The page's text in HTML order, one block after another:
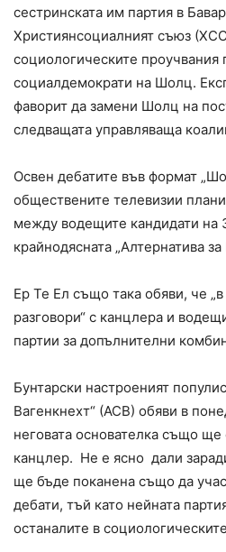
сестринската им партия в
Християнсоциалният съюз
социологическите проучвания
социалдемократи на Шолц.
фаворит да замени Шолц на
следващата управляваща
Освен дебатите във формат
обществените телевизии
между водещите кандидати на
крайнодясната „Алтернатива
Ер Те Ел също така обяви, че
разговори“ с канцлера и
партии за допълнителни
Бунтарски настроеният
Вагенкнехт“ (АСВ) обяви в
неговата основателка също ще
канцлер. Не е ясно дали
ще бъде поканена също да
дебати, тъй като нейната
останалите в